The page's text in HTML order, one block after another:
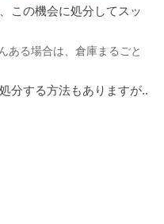
この機会に処分してスッ
ある場合は、倉庫まるごと
分する方法もありますが..